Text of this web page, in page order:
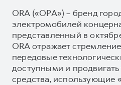
ORA («ОРА») – бренд
электромобилей
представленный в
ORA отражает
передовые
доступными и
средства, использующие